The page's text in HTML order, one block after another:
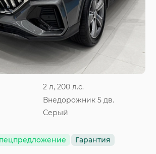
2 л, 200 л.с.
Внедорожник 5 дв.
Серый
Гарантия